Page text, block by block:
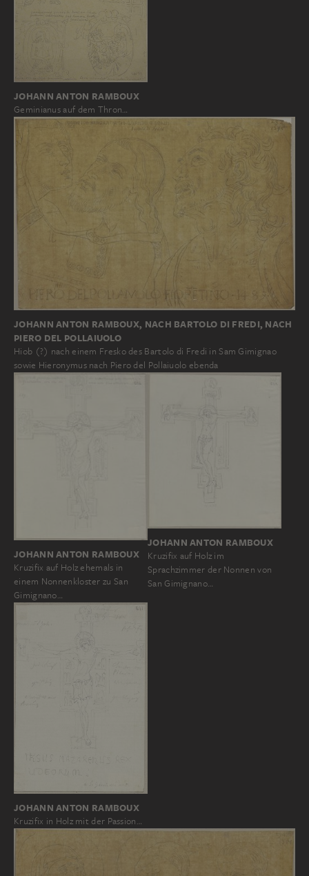
JOHANN ANTON RAMBOUX
Geminianus auf dem Thron…
JOHANN ANTON RAMBOUX, NACH BARTOLO DI FREDI, NACH
PIERO DEL POLLAIUOLO
Hiob (?) nach einem Fresko des Bartolo di Fredi in Sam Gimignao
sowie Hieronymus nach Piero del Pollaiuolo ebenda
JOHANN ANTON RAMBOUX
Kruzifix auf Holz ehemals in
einem Nonnenkloster zu San
Gimignano…
JOHANN ANTON RAMBOUX
Kruzifix auf Holz im
Sprachzimmer der Nonnen von
San Gimignano…
JOHANN ANTON RAMBOUX
Kruzifix in Holz mit der Passion…